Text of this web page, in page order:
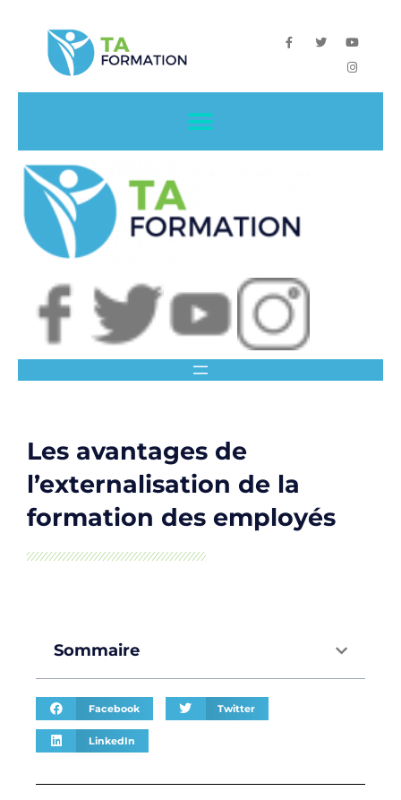
Les avantages de
l’externalisation de la
formation des employés
Sommaire
Facebook Twitter
LinkedIn